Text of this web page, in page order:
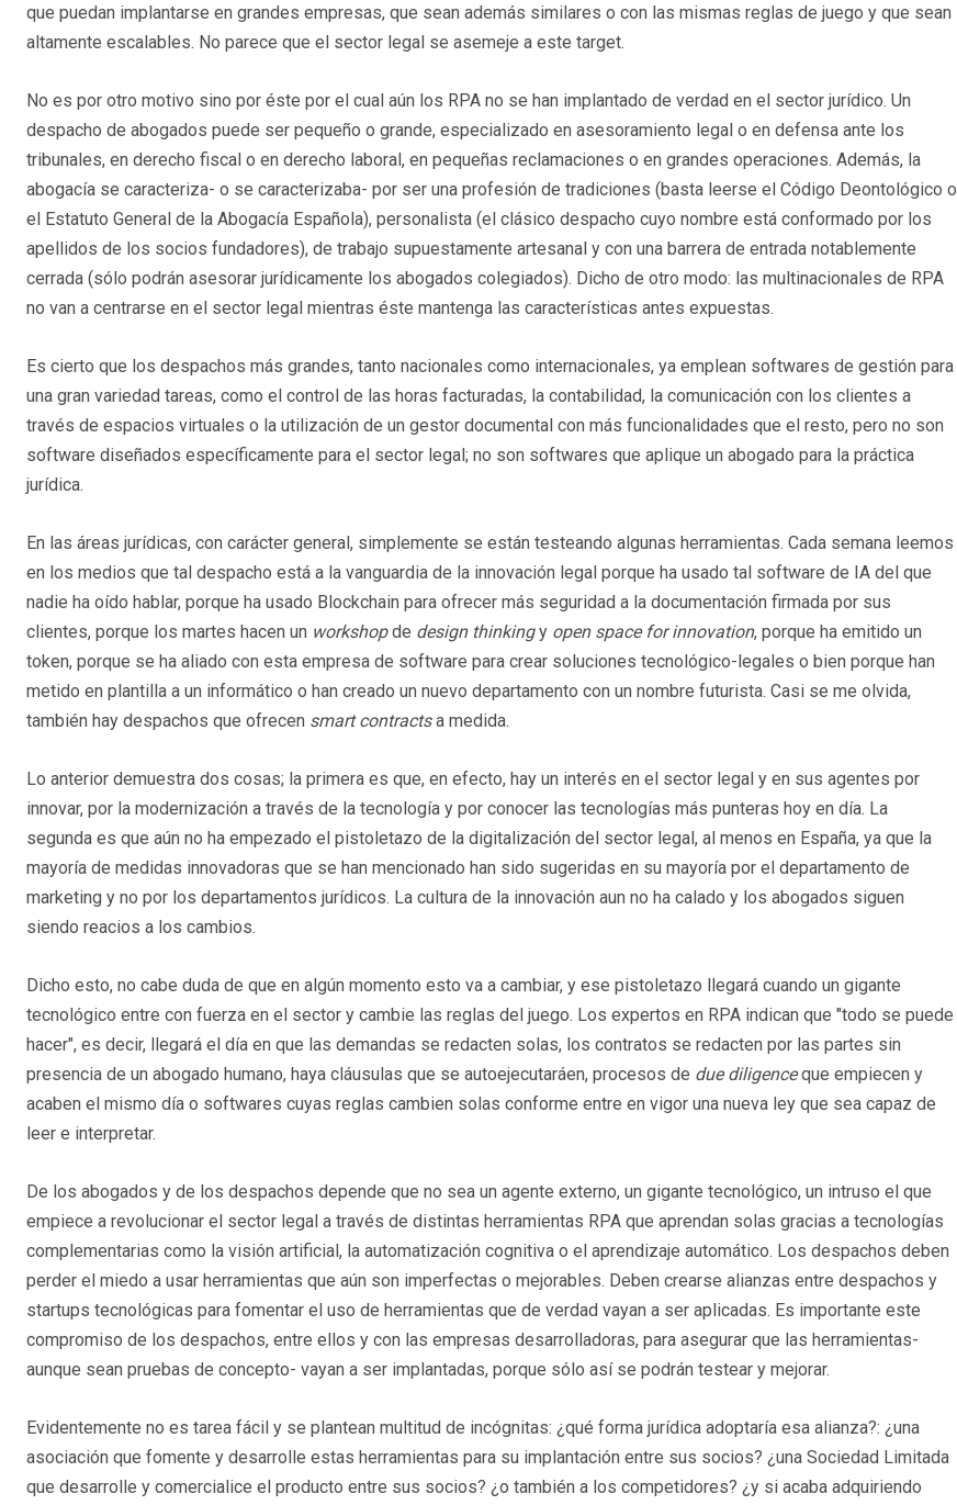
que puedan implantarse en grandes empresas, que sean además similares o con las mismas reglas de juego y que sean
altamente escalables. No parece que el sector legal se asemeje a este target.
No es por otro motivo sino por éste por el cual aún los RPA no se han implantado de verdad en el sector jurídico. Un
despacho de abogados puede ser pequeño o grande, especializado en asesoramiento legal o en defensa ante los
tribunales, en derecho fiscal o en derecho laboral, en pequeñas reclamaciones o en grandes operaciones. Además, la
abogacía se caracteriza- o se caracterizaba- por ser una profesión de tradiciones (basta leerse el Código Deontológico o
el Estatuto General de la Abogacía Española), personalista (el clásico despacho cuyo nombre está conformado por los
apellidos de los socios fundadores), de trabajo supuestamente artesanal y con una barrera de entrada notablemente
cerrada (sólo podrán asesorar jurídicamente los abogados colegiados). Dicho de otro modo: las multinacionales de RPA
no van a centrarse en el sector legal mientras éste mantenga las características antes expuestas.
Es cierto que los despachos más grandes, tanto nacionales como internacionales, ya emplean softwares de gestión para
una gran variedad tareas, como el control de las horas facturadas, la contabilidad, la comunicación con los clientes a
través de espacios virtuales o la utilización de un gestor documental con más funcionalidades que el resto, pero no son
software diseñados específicamente para el sector legal; no son softwares que aplique un abogado para la práctica
jurídica.
En las áreas jurídicas, con carácter general, simplemente se están testeando algunas herramientas. Cada semana leemos
en los medios que tal despacho está a la vanguardia de la innovación legal porque ha usado tal software de IA del que
nadie ha oído hablar, porque ha usado Blockchain para ofrecer más seguridad a la documentación firmada por sus
clientes, porque los martes hacen un workshopde design thinkingy open space for innovation, porque ha emitido un
token, porque se ha aliado con esta empresa de software para crear soluciones tecnológico-legales o bien porque han
metido en plantilla a un informático o han creado un nuevo departamento con un nombre futurista. Casi se me olvida,
también hay despachos que ofrecen smart contractsa medida.
Lo anterior demuestra dos cosas; la primera es que, en efecto, hay un interés en el sector legal y en sus agentes por
innovar, por la modernización a través de la tecnología y por conocer las tecnologías más punteras hoy en día. La
segunda es que aún no ha empezado el pistoletazo de la digitalización del sector legal, al menos en España, ya que la
mayoría de medidas innovadoras que se han mencionado han sido sugeridas en su mayoría por el departamento de
marketing y no por los departamentos jurídicos. La cultura de la innovación aun no ha calado y los abogados siguen
siendo reacios a los cambios.
Dicho esto, no cabe duda de que en algún momento esto va a cambiar, y ese pistoletazo llegará cuando un gigante
tecnológico entre con fuerza en el sector y cambie las reglas del juego. Los expertos en RPA indican que "todo se puede
hacer", es decir, llegará el día en que las demandas se redacten solas, los contratos se redacten por las partes sin
presencia de un abogado humano, haya cláusulas que se autoejecutaráen, procesos de due diligenceque empiecen y
acaben el mismo día o softwares cuyas reglas cambien solas conforme entre en vigor una nueva ley que sea capaz de
leer e interpretar.
De los abogados y de los despachos depende que no sea un agente externo, un gigante tecnológico, un intruso el que
empiece a revolucionar el sector legal a través de distintas herramientas RPA que aprendan solas gracias a tecnologías
complementarias como la visión artificial, la automatización cognitiva o el aprendizaje automático. Los despachos deben
perder el miedo a usar herramientas que aún son imperfectas o mejorables. Deben crearse alianzas entre despachos y
startups tecnológicas para fomentar el uso de herramientas que de verdad vayan a ser aplicadas. Es importante este
compromiso de los despachos, entre ellos y con las empresas desarrolladoras, para asegurar que las herramientas-
aunque sean pruebas de concepto- vayan a ser implantadas, porque sólo así se podrán testear y mejorar.
Evidentemente no es tarea fácil y se plantean multitud de incógnitas: ¿qué forma jurídica adoptaría esa alianza?: ¿una
asociación que fomente y desarrolle estas herramientas para su implantación entre sus socios? ¿una Sociedad Limitada
que desarrolle y comercialice el producto entre sus socios? ¿o también a los competidores? ¿y si acaba adquiriendo